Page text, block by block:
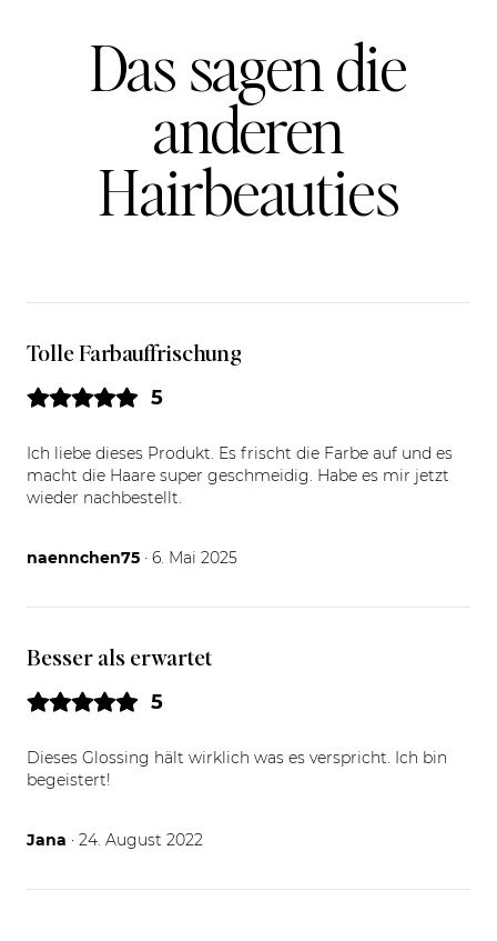
Das sagen die
anderen
Hairbeauties
Tolle Farbauffrischung
5
Ich liebe dieses Produkt. Es frischt die Farbe auf und es
macht die Haare super geschmeidig. Habe es mir jetzt
wieder nachbestellt.
naennchen75 06.05.25
· 6. Mai 2025
Besser als erwartet
5
Dieses Glossing hält wirklich was es verspricht. Ich bin
begeistert!
Jana 24.08.22
· 24. August 2022